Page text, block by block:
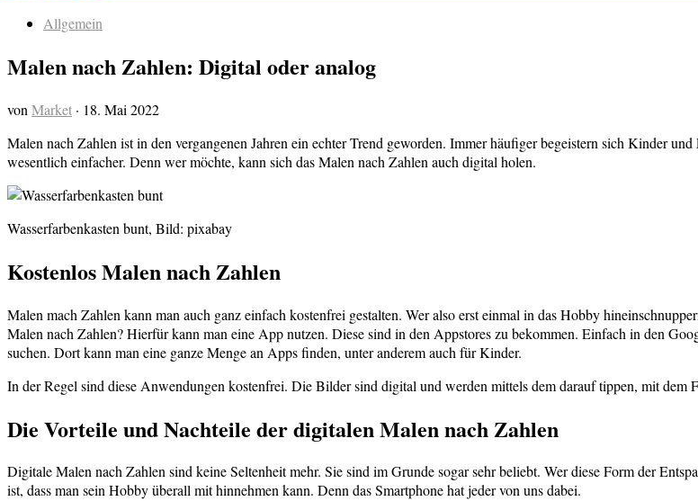
Allgemein
Malen nach Zahlen: Digital oder analog
von Market · 18. Mai 2022
Malen nach Zahlen ist in den vergangenen Jahren ein echter Trend geworden. Immer häufiger begeistern sich Kinder
wesentlich einfacher. Denn wer möchte, kann sich das Malen nach Zahlen auch digital holen.
Wasserfarbenkasten bunt, Bild: pixabay
Kostenlos Malen nach Zahlen
Malen mach Zahlen kann man auch ganz einfach kostenfrei gestalten. Wer also erst einmal in das Hobby
Malen nach Zahlen? Hierfür kann man eine App nutzen. Diese sind in den Appstores zu bekommen. Einfach in den
suchen. Dort kann man eine ganze Menge an Apps finden, unter anderem auch für Kinder.
In der Regel sind diese Anwendungen kostenfrei. Die Bilder sind digital und werden mittels dem darauf tippen, mit dem
Die Vorteile und Nachteile der digitalen Malen nach Zahlen
Digitale Malen nach Zahlen sind keine Seltenheit mehr. Sie sind im Grunde sogar sehr beliebt. Wer diese Form der
ist, dass man sein Hobby überall mit hinnehmen kann. Denn das Smartphone hat jeder von uns dabei.